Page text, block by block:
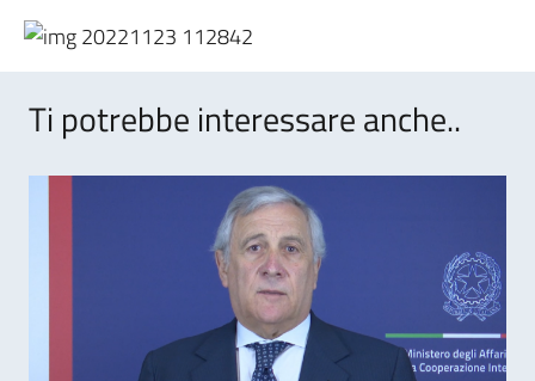
Ti potrebbe interessare anche..